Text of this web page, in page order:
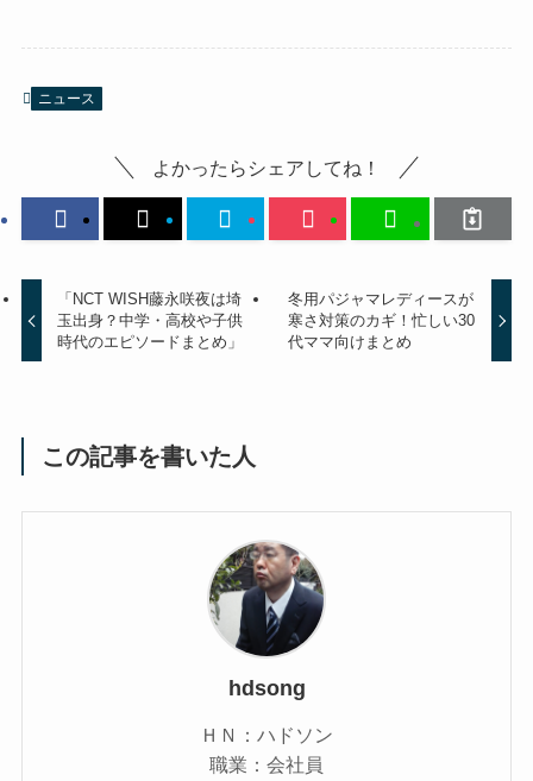
ニュース
よかったらシェアしてね！
「NCT WISH藤永咲夜は埼
玉出身？中学・高校や子供
時代のエピソードまとめ」
冬用パジャマレディースが
寒さ対策のカギ！忙しい30
代ママ向けまとめ
この記事を書いた人
hdsong
ＨＮ：ハドソン
職業：会社員